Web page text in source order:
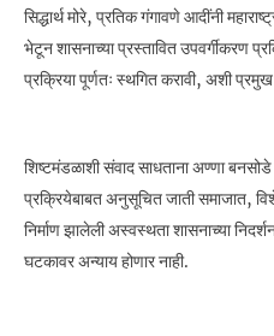
सिद्धार्थ मोरे, प्रतिक गंगावणे आदींनी
भेटून शासनाच्या प्रस्तावित उपवर्गीकरण
प्रक्रिया पूर्णतः स्थगित करावी, अशी
शिष्टमंडळाशी संवाद साधताना अण्णा
प्रक्रियेबाबत अनुसूचित जाती समाजात,
निर्माण झालेली अस्वस्थता शासनाच्या
घटकावर अन्याय होणार नाही.